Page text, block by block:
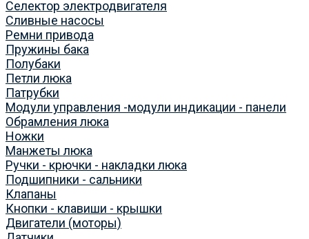
Селектор электродвигателя
Сливные насосы
Ремни привода
Пружины бака
Полубаки
Петли люка
Патрубки
Модули управления -модули индикации - панели
Обрамления люка
Ножки
Манжеты люка
Ручки - крючки - накладки люка
Подшипники - сальники
Клапаны
Кнопки - клавиши - крышки
Двигатели (моторы)